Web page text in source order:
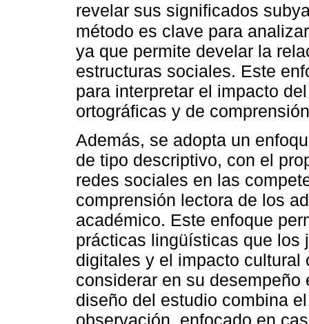
revelar sus significados
método es clave para
ya que permite develar la
estructuras sociales. Este
para interpretar el impacto
ortográficas y de
Además, se adopta un
de tipo descriptivo, con el
redes sociales en las
comprensión lectora de los
académico. Este enfoque
prácticas lingüísticas que los
digitales y el impacto
considerar en su
diseño del estudio combina
observación, enfocado en